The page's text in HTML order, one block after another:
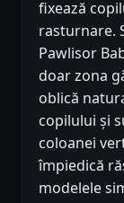
fixează
rasturnare.
Pawlisor
doar zona
oblică
copilului și
coloanei
împiedică
modelele